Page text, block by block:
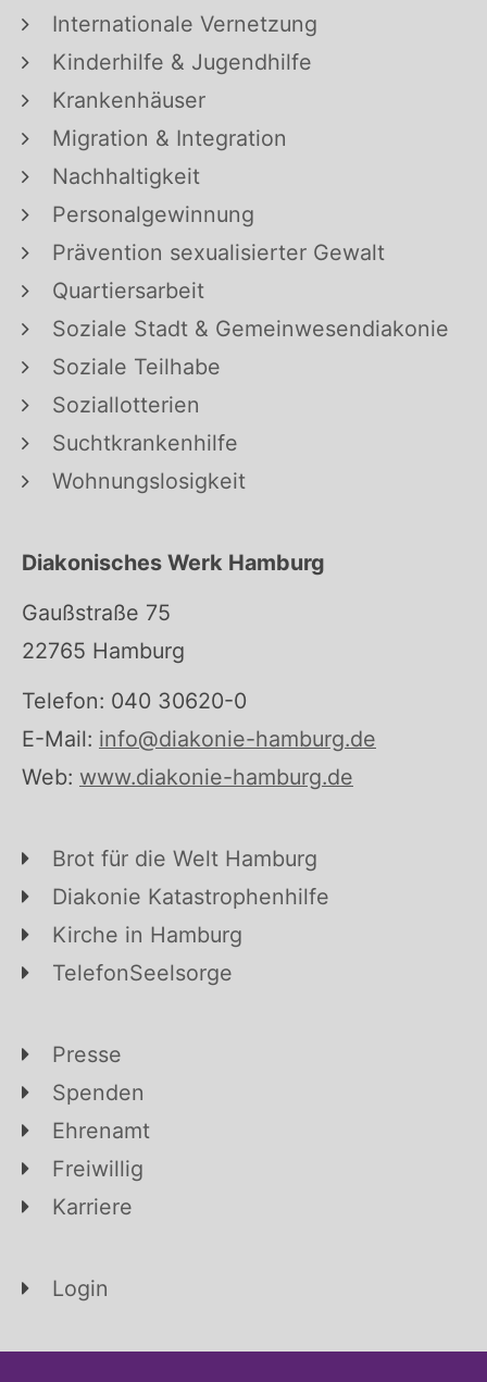
Internationale Vernetzung
Kinderhilfe & Jugendhilfe
Krankenhäuser
Migration & Integration
Nachhaltigkeit
Personalgewinnung
Prävention sexualisierter Gewalt
Quartiersarbeit
Soziale Stadt & Gemeinwesendiakonie
Soziale Teilhabe
Soziallotterien
Suchtkrankenhilfe
Wohnungslosigkeit
Diakonisches Werk Hamburg
Gaußstraße 75
22765 Hamburg
Telefon: 040 30620-0
E-Mail: info@diakonie-hamburg.de
Web: www.diakonie-hamburg.de
Brot für die Welt Hamburg
Diakonie Katastrophenhilfe
Kirche in Hamburg
TelefonSeelsorge
Presse
Spenden
Ehrenamt
Freiwillig
Karriere
Login